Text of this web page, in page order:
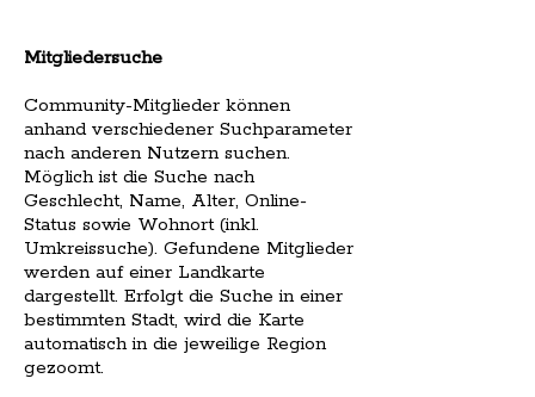
Mitgliedersuche
Community-Mitglieder können
anhand verschiedener Suchparameter
nach anderen Nutzern suchen.
Möglich ist die Suche nach
Geschlecht, Name, Alter, Online-
Status sowie Wohnort (inkl.
Umkreissuche). Gefundene Mitglieder
werden auf einer Landkarte
dargestellt. Erfolgt die Suche in einer
bestimmten Stadt, wird die Karte
automatisch in die jeweilige Region
gezoomt.